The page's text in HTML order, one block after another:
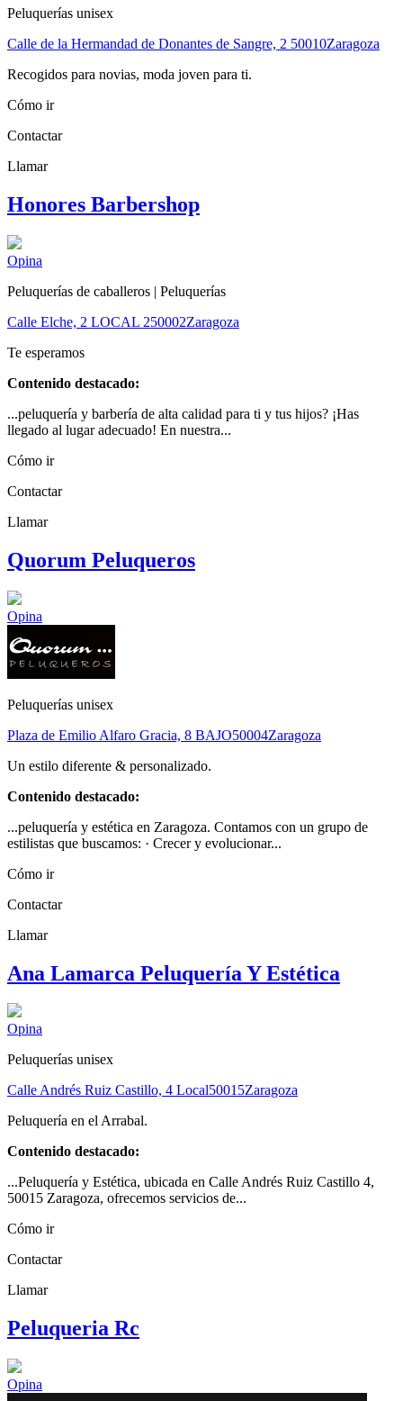
Peluquerías unisex
Calle de la Hermandad de Donantes de Sangre, 2 50010Zaragoza
Recogidos para novias, moda joven para ti.
Cómo ir
Contactar
Llamar
Honores Barbershop
Opina
Peluquerías de caballeros | Peluquerías
Calle Elche, 2 LOCAL 250002Zaragoza
Te esperamos
Contenido destacado:
...peluquería y barbería de alta calidad para ti y tus hijos? ¡Has
llegado al lugar adecuado! En nuestra...
Cómo ir
Contactar
Llamar
Quorum Peluqueros
Opina
Peluquerías unisex
Plaza de Emilio Alfaro Gracia, 8 BAJO50004Zaragoza
Un estilo diferente & personalizado.
Contenido destacado:
...peluquería y estética en Zaragoza. Contamos con un grupo de
estilistas que buscamos: · Crecer y evolucionar...
Cómo ir
Contactar
Llamar
Ana Lamarca Peluquería Y Estética
Opina
Peluquerías unisex
Calle Andrés Ruiz Castillo, 4 Local50015Zaragoza
Peluquería en el Arrabal.
Contenido destacado:
...Peluquería y Estética, ubicada en Calle Andrés Ruiz Castillo 4,
50015 Zaragoza, ofrecemos servicios de...
Cómo ir
Contactar
Llamar
Peluqueria Rc
Opina